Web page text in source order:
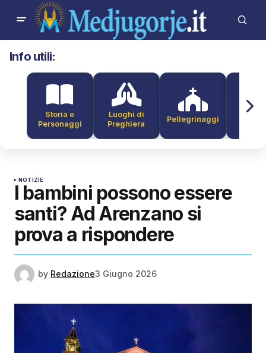
Info utili:
Storia e
Personaggi
Luoghi di
Preghiera
Pellegrinaggi
NOTIZIE
I bambini possono essere
santi? Ad Arenzano si
prova a rispondere
by Redazione3 Giugno 2026